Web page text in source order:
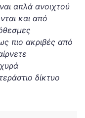
απλά ανοιχτού
και από
πιο ακριβές από
δίκτυο